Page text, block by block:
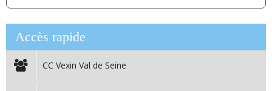
Accès rapide
CC Vexin Val de Seine